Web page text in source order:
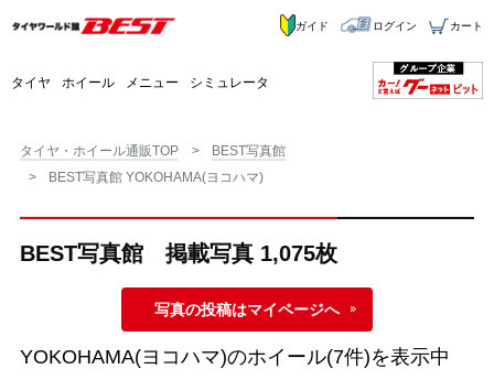
タイヤ ホイール メニュー シミュレータ
ガイド ログイン カート
タイヤ・ホイール通販TOP
BEST写真館
BEST写真館 YOKOHAMA(ヨコハマ)
BEST写真館 掲載写真 1,075枚
写真の投稿はマイページへ
YOKOHAMA(ヨコハマ)のホイール(7件)を表示中